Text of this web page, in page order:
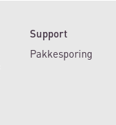
Support
Pakkesporing